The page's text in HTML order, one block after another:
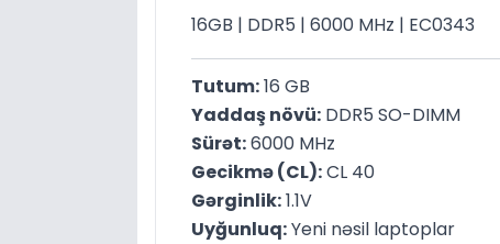
16GB | DDR5 | 6000 MHz | EC0343
Tutum: 16 GB
Yaddaş növü: DDR5 SO-DIMM
Sürət: 6000 MHz
Gecikmə (CL): CL 40
Gərginlik: 1.1V
Uyğunluq: Yeni nəsil laptoplar